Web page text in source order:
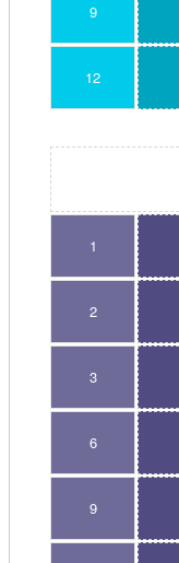
9
12
1
2
3
6
9